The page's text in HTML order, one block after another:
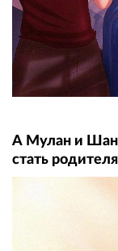
А Мулан и
стать